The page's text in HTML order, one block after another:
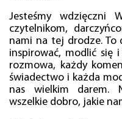
Jesteśmy wdzięczni
czytelnikom,
nami na tej drodze. To
inspirować, modlić się i
rozmowa, każdy
świadectwo i każda
nas wielkim darem.
wszelkie dobro, jakie